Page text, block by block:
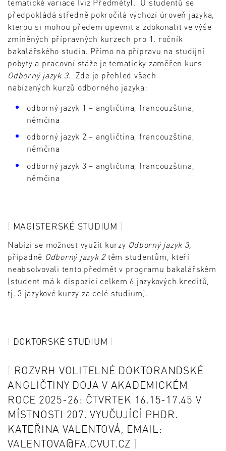
tematické variace (viz Předměty). U studentů se
předpokládá středně pokročilá výchozí úroveň jazyka,
kterou si mohou předem upevnit a zdokonalit ve výše
zmíněných přípravných kurzech pro 1. ročník
bakalářského studia. Přímo na přípravu na studijní
pobyty a pracovní stáže je tematicky zaměřen kurs
Odborný jazyk 3. Zde je přehled všech
nabízených kurzů odborného jazyka:
odborný jazyk 1 – angličtina, francouzština,
němčina
odborný jazyk 2 – angličtina, francouzština,
němčina
odborný jazyk 3 – angličtina, francouzština,
němčina
MAGISTERSKÉ STUDIUM
Nabízí se možnost využít kurzy Odborný jazyk 3,
případně Odborný jazyk 2těm studentům, kteří
neabsolvovali tento předmět v programu bakalářském
(student má k dispozici celkem 6 jazykových kreditů,
tj. 3 jazykové kurzy za celé studium).
DOKTORSKÉ STUDIUM
ROZVRH VOLITELNÉ DOKTORANDSKÉ
ANGLIČTINY DOJA V AKADEMICKÉM
ROCE 2025-26: ČTVRTEK 16.15-17.45 V
MÍSTNOSTI 207. VYUČUJÍCÍ PHDR.
KATEŘINA VALENTOVÁ, EMAIL:
VALENTOVA@FA.CVUT.CZ